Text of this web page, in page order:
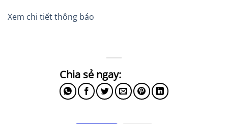
Xem chi tiết thông báo